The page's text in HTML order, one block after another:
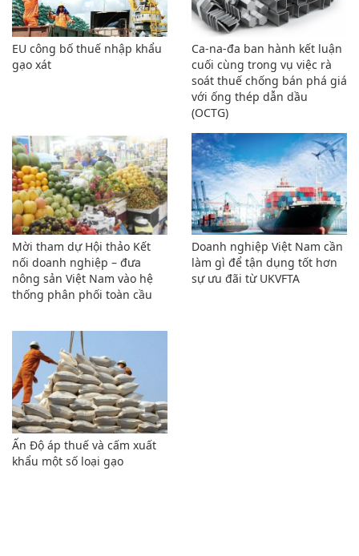
EU công bố thuế nhập khẩu
gạo xát
Ca-na-đa ban hành kết luận
cuối cùng trong vụ việc rà
soát thuế chống bán phá giá
với ống thép dẫn dầu
(OCTG)
Mời tham dự Hội thảo Kết
nối doanh nghiệp – đưa
nông sản Việt Nam vào hệ
thống phân phối toàn cầu
Doanh nghiệp Việt Nam cần
làm gì để tận dụng tốt hơn
sự ưu đãi từ UKVFTA
Ấn Độ áp thuế và cấm xuất
khẩu một số loại gạo